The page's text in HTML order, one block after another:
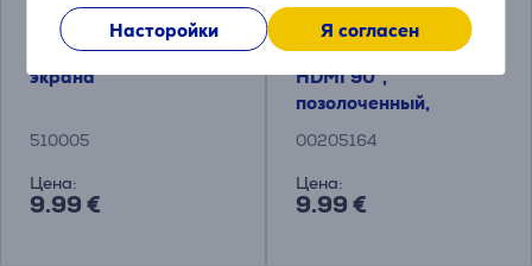
Насторойки Я согласен
Комплект для очистки
экрана
510005
Цена:
9.99 €
Avinity High Speed ​​
HDMI 90°,
позолоченный,
черный - Адаптер
00205164
Цена:
9.99 €